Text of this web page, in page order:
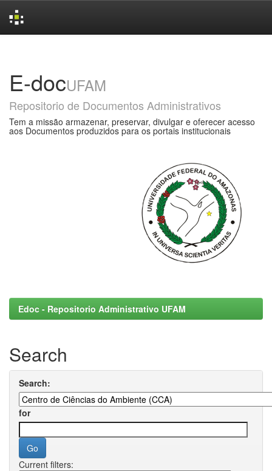
E-docUFAM
Repositorio de Documentos Administrativos
Tem a missão armazenar, preservar, divulgar e oferecer acesso
aos Documentos produzidos para os portais institucionais
Edoc - Repositorio Administrativo UFAM
Search
Search:
for
Current filters: